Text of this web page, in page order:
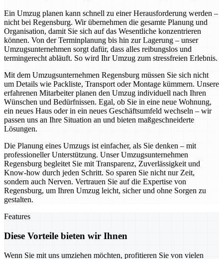
Ein Umzug planen kann schnell zu einer Herausforderung werden –
nicht bei Regensburg. Wir übernehmen die gesamte Planung und
Organisation, damit Sie sich auf das Wesentliche konzentrieren
können. Von der Terminplanung bis hin zur Lagerung – unser
Umzugsunternehmen sorgt dafür, dass alles reibungslos und
termingerecht abläuft. So wird Ihr Umzug zum stressfreien Erlebnis.
Mit dem Umzugsunternehmen Regensburg müssen Sie sich nicht
um Details wie Packliste, Transport oder Montage kümmern. Unsere
erfahrenen Mitarbeiter planen den Umzug individuell nach Ihren
Wünschen und Bedürfnissen. Egal, ob Sie in eine neue Wohnung,
ein neues Haus oder in ein neues Geschäftsumfeld wechseln – wir
passen uns an Ihre Situation an und bieten maßgeschneiderte
Lösungen.
Die Planung eines Umzugs ist einfacher, als Sie denken – mit
professioneller Unterstützung. Unser Umzugsunternehmen
Regensburg begleitet Sie mit Transparenz, Zuverlässigkeit und
Know-how durch jeden Schritt. So sparen Sie nicht nur Zeit,
sondern auch Nerven. Vertrauen Sie auf die Expertise von
Regensburg, um Ihren Umzug leicht, sicher und ohne Sorgen zu
gestalten.
Features
Diese Vorteile bieten wir Ihnen
Wenn Sie mit uns umziehen möchten, profitieren Sie von vielen